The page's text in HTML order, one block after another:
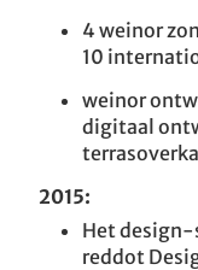
4 weinor
10
weinor
digitaal
2015:
Het design-
reddot